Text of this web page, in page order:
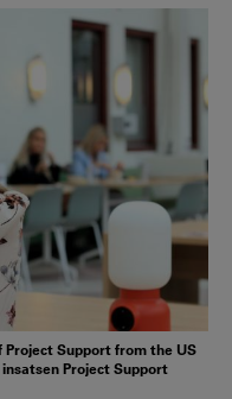
Support from the US
Project Support